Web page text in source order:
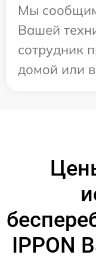
Мы
Вашей
сотрудник
домой или
IPPON